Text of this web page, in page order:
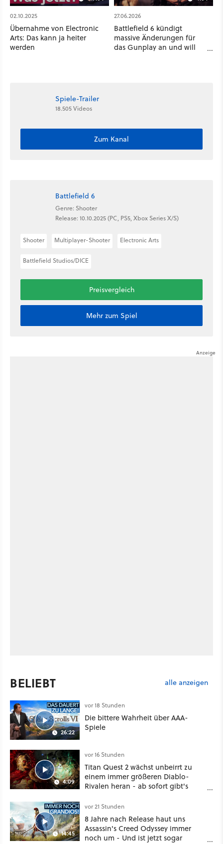
02.10.2025
Übernahme von Electronic
Arts: Das kann ja heiter
werden
27.06.2026
Battlefield 6 kündigt
massive Änderungen für
das Gunplay an und will
Spiele-Trailer
18.505 Videos
Zum Kanal
Battlefield 6
Genre: Shooter
Release: 10.10.2025 (PC, PS5, Xbox Series X/S)
Shooter Multiplayer-Shooter Electronic Arts
Battlefield Studios/DICE
Preisvergleich
Mehr zum Spiel
BELIEBT alle anzeigen
26:22
vor 18 Stunden
Die bittere Wahrheit über AAA-
Spiele
4:09
vor 16 Stunden
Titan Quest 2 wächst unbeirrt zu
einem immer größeren Diablo-
Rivalen heran - ab sofort gibt's
Klasse
14:45
vor 21 Stunden
8 Jahre nach Release haut uns
Assassin's Creed Odyssey immer
noch um - Und ist jetzt sogar